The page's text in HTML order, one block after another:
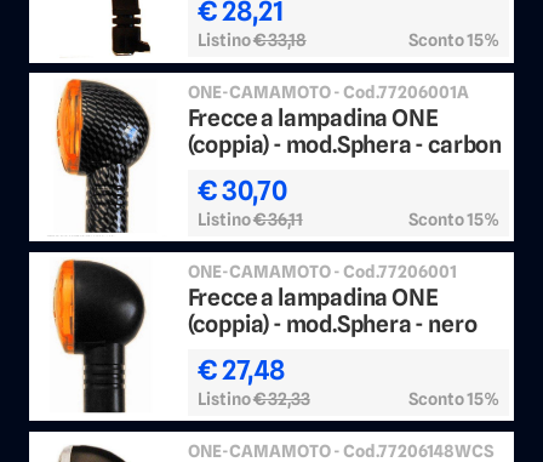
€ 28,21
Listino€ 33,18 Sconto 15%
ONE-CAMAMOTO - Cod.77206001A
Frecce a lampadina ONE
(coppia) - mod.Sphera - carbon
€ 30,70
Listino€ 36,11 Sconto 15%
ONE-CAMAMOTO - Cod.77206001
Frecce a lampadina ONE
(coppia) - mod.Sphera - nero
€ 27,48
Listino€ 32,33 Sconto 15%
ONE-CAMAMOTO - Cod.77206148WCS